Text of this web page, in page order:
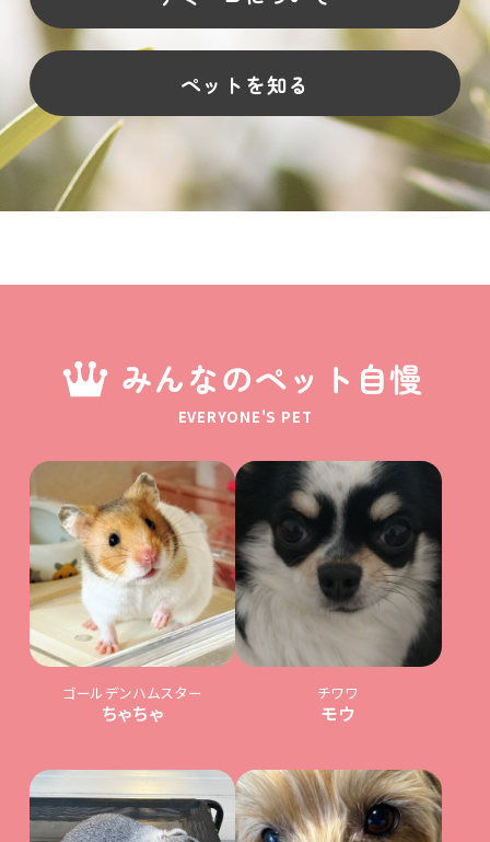
ペットを知る
みんなのペット自慢
EVERYONE'S PET
ゴールデンハムスター
ちゃちゃ
チワワ
モウ